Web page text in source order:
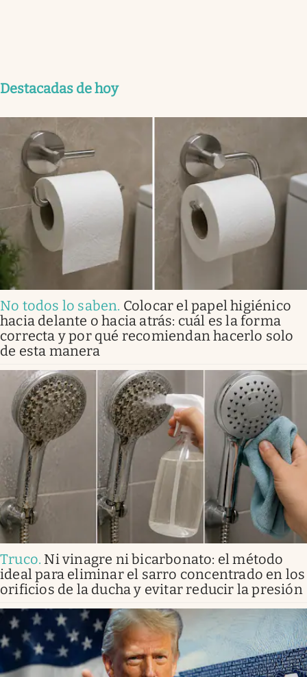
Destacadas de hoy
No todos lo saben. Colocar el papel higiénico
hacia delante o hacia atrás: cuál es la forma
correcta y por qué recomiendan hacerlo solo
de esta manera
Truco. Ni vinagre ni bicarbonato: el método
ideal para eliminar el sarro concentrado en los
orificios de la ducha y evitar reducir la presión